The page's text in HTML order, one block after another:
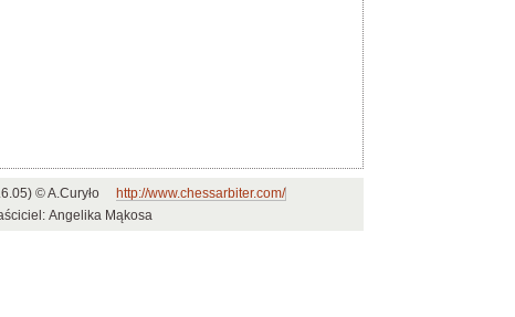
© A.Curyło
http://www.chessarbiter.com/
Angelika Mąkosa